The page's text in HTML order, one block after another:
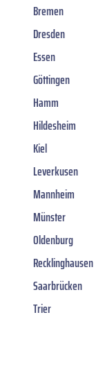
Bremen
Dresden
Essen
Göttingen
Hamm
Hildesheim
Kiel
Leverkusen
Mannheim
Münster
Oldenburg
Recklinghausen
Saarbrücken
Trier